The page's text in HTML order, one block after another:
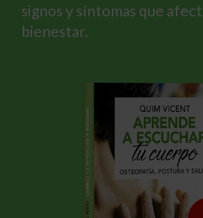
signos y síntomas que
bienestar.